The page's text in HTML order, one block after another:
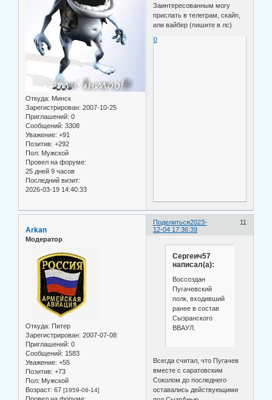
Откуда: Минск
Зарегистрирован: 2007-10-25
Приглашений: 0
Сообщений: 3308
Уважение: +91
Позитив: +292
Пол: Мужской
Провел на форуме:
25 дней 9 часов
Последний визит:
2026-03-19 14:40:33
Заинтересованным могу
прислать в телеграм, скайп,
или вайбер (пишите в лс)
0
Поделиться 11
2023-
12-04 17:36:39
Arkan
Модератор
Откуда: Питер
Зарегистрирован: 2007-07-08
Приглашений: 0
Сообщений: 1583
Уважение: +55
Позитив: +73
Пол: Мужской
Возраст: 67 [1959-06-14]
Сергеич57
написал(а):
Воссоздан
Пугачевский
полк, входивший
ранее в состав
Сызранского
ВВАУЛ.
Всегда считал, что Пугачев
вместе с саратовским
Соколом до последнего
оставались действующими